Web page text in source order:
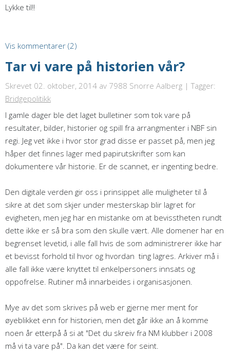
Lykke til!!
Vis kommentarer (2)
Tar vi vare på historien vår?
Skrevet 02. oktober, 2014 av 7988 Snorre Aalberg | Tagger:
Bridgepolitikk
I gamle dager ble det laget bulletiner som tok vare på
resultater, bilder, historier og spill fra arrangmenter i NBF sin
regi. Jeg vet ikke i hvor stor grad disse er passet på, men jeg
håper det finnes lager med papirutskrifter som kan
dokumentere vår historie. Er de scannet, er ingenting bedre.
Den digitale verden gir oss i prinsippet alle muligheter til å
sikre at det som skjer under mesterskap blir lagret for
evigheten, men jeg har en mistanke om at bevisstheten rundt
dette ikke er så bra som den skulle vært. Alle domener har en
begrenset levetid, i alle fall hvis de som administrerer ikke har
et bevisst forhold til hvor og hvordan ting lagres. Arkiver må i
alle fall ikke være knyttet til enkelpersoners innsats og
oppofrelse. Rutiner må innarbeides i organisasjonen.
Mye av det som skrives på web er gjerne mer ment for
øyeblikket enn for historien, men det går ikke an å komme
noen år etterpå å si at "Det du skreiv fra NM klubber i 2008
må vi ta vare på". Da kan det være for seint.